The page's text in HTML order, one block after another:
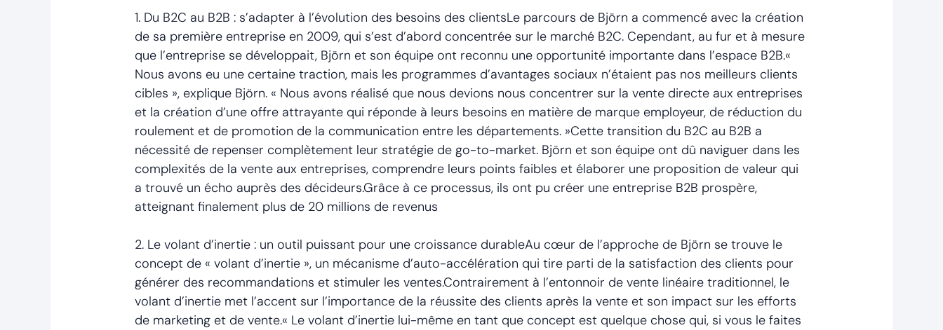
1. Du B2C au B2B : s’adapter à l’évolution des besoins des clientsLe parcours de Björn a commencé avec la création
de sa première entreprise en 2009, qui s’est d’abord concentrée sur le marché B2C. Cependant, au fur et à mesure
que l’entreprise se développait, Björn et son équipe ont reconnu une opportunité importante dans l’espace B2B.«
Nous avons eu une certaine traction, mais les programmes d’avantages sociaux n’étaient pas nos meilleurs clients
cibles », explique Björn. « Nous avons réalisé que nous devions nous concentrer sur la vente directe aux entreprises
et la création d’une offre attrayante qui réponde à leurs besoins en matière de marque employeur, de réduction du
roulement et de promotion de la communication entre les départements. »Cette transition du B2C au B2B a
nécessité de repenser complètement leur stratégie de go-to-market. Björn et son équipe ont dû naviguer dans les
complexités de la vente aux entreprises, comprendre leurs points faibles et élaborer une proposition de valeur qui
a trouvé un écho auprès des décideurs.Grâce à ce processus, ils ont pu créer une entreprise B2B prospère,
atteignant finalement plus de 20 millions de revenus
2. Le volant d’inertie : un outil puissant pour une croissance durableAu cœur de l’approche de Björn se trouve le
concept de « volant d’inertie », un mécanisme d’auto-accélération qui tire parti de la satisfaction des clients pour
générer des recommandations et stimuler les ventes.Contrairement à l’entonnoir de vente linéaire traditionnel, le
volant d’inertie met l’accent sur l’importance de la réussite des clients après la vente et son impact sur les efforts
de marketing et de vente.« Le volant d’inertie lui-même en tant que concept est quelque chose qui, si vous le faites